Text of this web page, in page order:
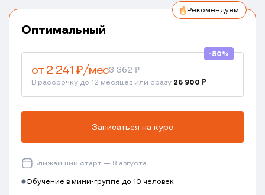
Оптимальный
от 2 241 ₽/мес3 362 ₽
В рассрочку до 12 месяцев или сразу 26 900 ₽
-50%
Записаться на курс
Ближайший старт — 8 августа
Обучение в мини-группе до 10 человек
Рекомендуем